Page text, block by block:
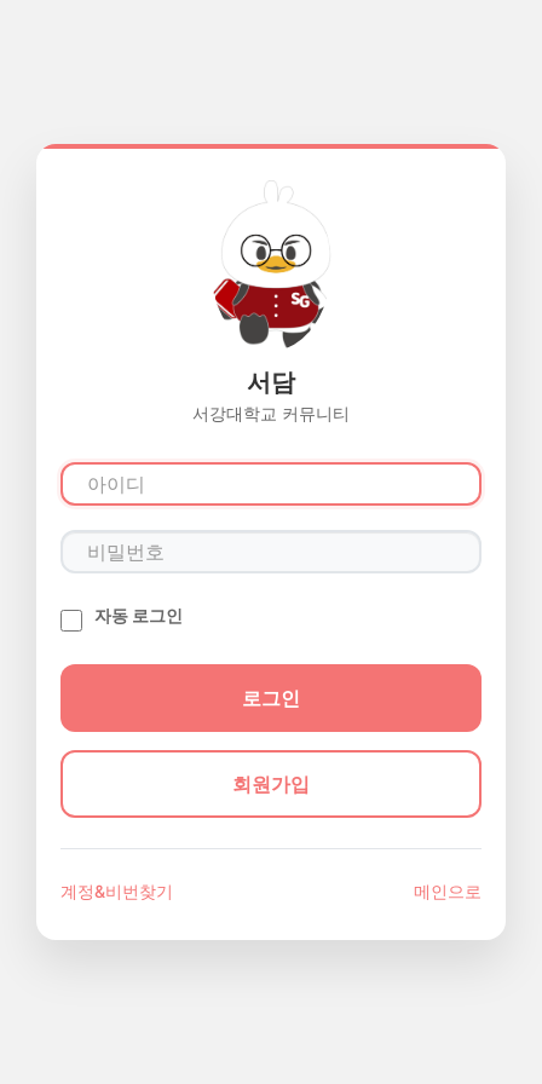
서담
서강대학교 커뮤니티
자동 로그인
회원가입
계정&비번찾기 메인으로